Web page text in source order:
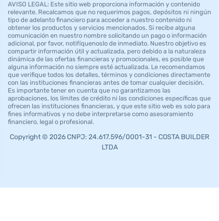
AVISO LEGAL: Este sitio web proporciona información y contenido
relevante. Recalcamos que no requerimos pagos, depósitos ni ningún
tipo de adelanto financiero para acceder a nuestro contenido ni
obtener los productos y servicios mencionados. Si recibe alguna
comunicación en nuestro nombre solicitando un pago o información
adicional, por favor, notifíquenoslo de inmediato. Nuestro objetivo es
compartir información útil y actualizada, pero debido a la naturaleza
dinámica de las ofertas financieras y promocionales, es posible que
alguna información no siempre esté actualizada. Le recomendamos
que verifique todos los detalles, términos y condiciones directamente
con las instituciones financieras antes de tomar cualquier decisión.
Es importante tener en cuenta que no garantizamos las
aprobaciones, los límites de crédito ni las condiciones específicas que
ofrecen las instituciones financieras, y que este sitio web es solo para
fines informativos y no debe interpretarse como asesoramiento
financiero, legal o profesional.
Copyright © 2026 CNPJ: 24.617.596/0001-31 - COSTA BUILDER
LTDA